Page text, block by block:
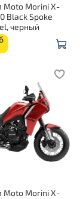
Moto Morini X-
Black Spoke
черный
Moto Morini X-